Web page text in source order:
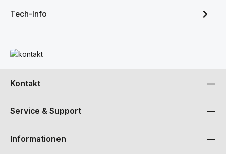
Tech-Info
Mehr erfahren
Kontakt
Service & Support
Informationen